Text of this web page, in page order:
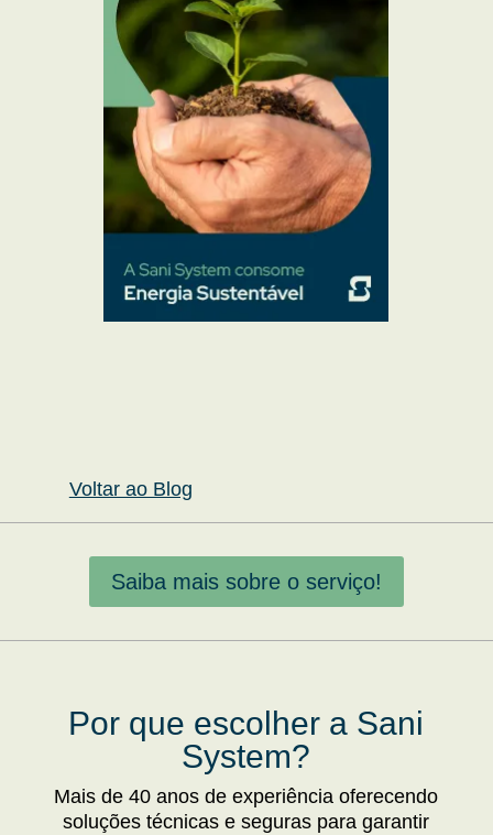
Voltar ao Blog
Saiba mais sobre o serviço!
Por que escolher a Sani
System?
Mais de 40 anos de experiência oferecendo
soluções técnicas e seguras para garantir